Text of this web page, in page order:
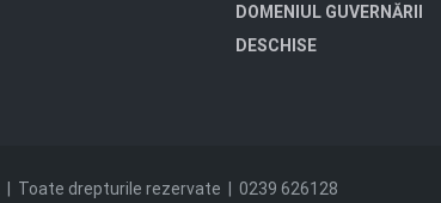
DOMENIUL GUVERNĂRII
DESCHISE
| Toate drepturile rezervate | 0239 626128